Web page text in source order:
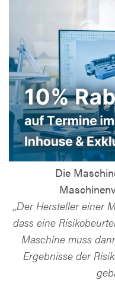
Die
,,Der Hersteller einer
dass eine
Maschine muss
Ergebnisse der